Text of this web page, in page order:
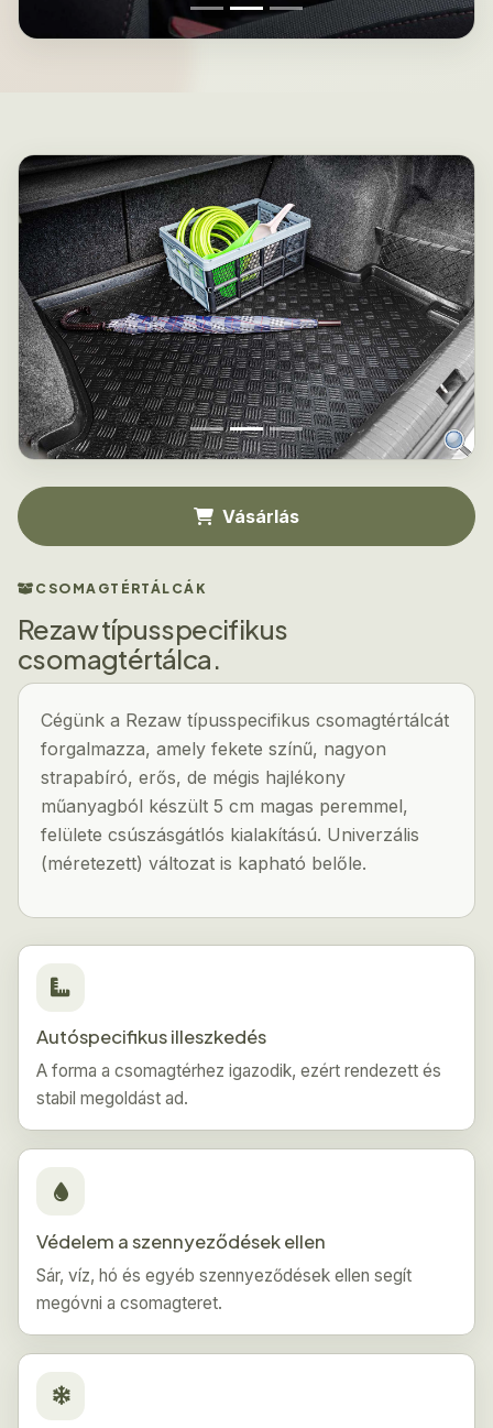
Vásárlás
CSOMAGTÉRTÁLCÁK
Rezaw típusspecifikus
csomagtértálca.
Cégünk a Rezaw típusspecifikus csomagtértálcát
forgalmazza, amely fekete színű, nagyon
strapabíró, erős, de mégis hajlékony
műanyagból készült 5 cm magas peremmel,
felülete csúszásgátlós kialakítású. Univerzális
(méretezett) változat is kapható belőle.
Autóspecifikus illeszkedés
A forma a csomagtérhez igazodik, ezért rendezett és
stabil megoldást ad.
Védelem a szennyeződések ellen
Sár, víz, hó és egyéb szennyeződések ellen segít
megóvni a csomagteret.